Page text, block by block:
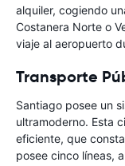
alquiler, cogiendo
Costanera Norte o
viaje al aeropuerto
Transporte
Santiago posee un
ultramoderno. Esta
eficiente, que
posee cinco líneas,